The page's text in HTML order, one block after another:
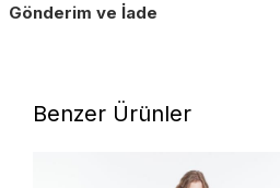
Gönderim ve İade
Benzer Ürünler